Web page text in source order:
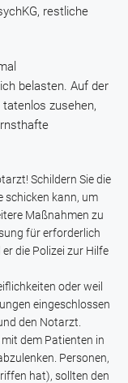
restliche
belasten. Auf der
zusehen,
Schildern Sie die
schicken kann, um
Maßnahmen zu
für erforderlich
die Polizei zur Hilfe
oder weil
eingeschlossen
den Notarzt.
dem Patienten in
Personen,
hat), sollten den